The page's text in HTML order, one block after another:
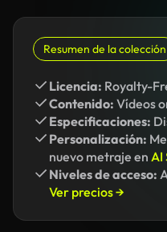
Resumen de la colección
Licencia: Royalty-
Contenido: Vídeos
Especificaciones:
Personalización:
nuevo metraje en AI
Niveles de acceso:
Ver precios →